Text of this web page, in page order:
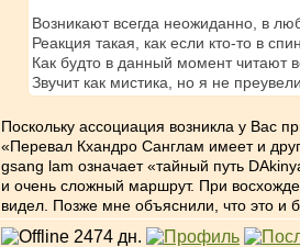
Возникают всегда неожиданно, в
Реакция такая, как если кто-то в
Как будто в данный момент читают
Звучит как мистика, но я не
Поскольку ассоциация возникла у Вас
«Перевал Кхандро Санглам имеет и
gsang lam означает «тайный путь
и очень сложный маршрут. При
видел. Позже мне объяснили, что это и